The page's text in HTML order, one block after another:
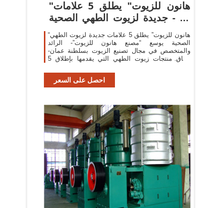
"هانون للزيوت" يطلق 5 علامات
جديدة لزيوت الطهي الصحية - Al
...“هانون للزيوت” يطلق 5 علامات جديدة لزيوت الطهي
الصحية يوسع “مصنع هانون للزيوت”- الرائد
والمتخصص في مجال تصنيع الزيوت بسلطنة عمان-
نطاق منتجات زيوت الطهي التي يقدمها بإطلاق 5
احصل على السعر